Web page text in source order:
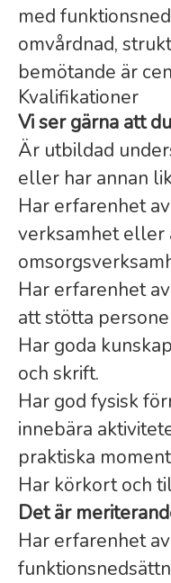
med
omvårdnad,
bemötande är
Kvalifikationer
Vi ser gärna att
Är utbildad
eller har annan
Har erfarenhet
verksamhet eller
Har erfarenhet
att stötta
Har goda
och skrift.
Har god fysisk
innebära
praktiska
Har körkort och
Det är
Har erfarenhet